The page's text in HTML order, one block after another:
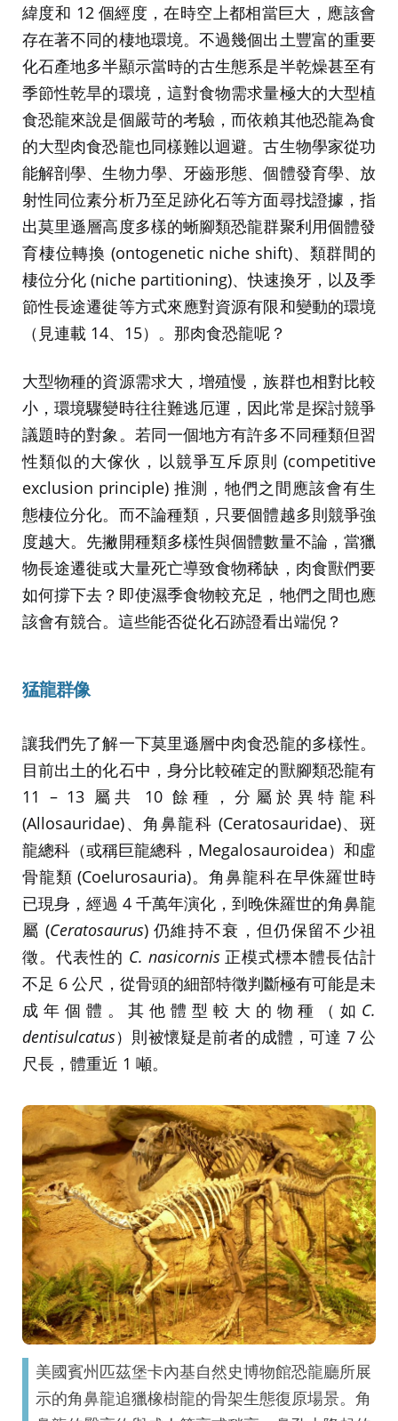
緯度和 12 個經度，在時空上都相當巨大，應該會
存在著不同的棲地環境。不過幾個出土豐富的重要
化石產地多半顯示當時的古生態系是半乾燥甚至有
季節性乾旱的環境，這對食物需求量極大的大型植
食恐龍來說是個嚴苛的考驗，而依賴其他恐龍為食
的大型肉食恐龍也同樣難以迴避。古生物學家從功
能解剖學、生物力學、牙齒形態、個體發育學、放
射性同位素分析乃至足跡化石等方面尋找證據，指
出莫里遜層高度多樣的蜥腳類恐龍群聚利用個體發
育棲位轉換 (ontogenetic niche shift)、類群間的
棲位分化 (niche partitioning)、快速換牙，以及季
節性長途遷徙等方式來應對資源有限和變動的環境
（見連載 14、15）。那肉食恐龍呢？
大型物種的資源需求大，增殖慢，族群也相對比較
小，環境驟變時往往難逃厄運，因此常是探討競爭
議題時的對象。若同一個地方有許多不同種類但習
性類似的大傢伙，以競爭互斥原則 (competitive
exclusion principle) 推測，牠們之間應該會有生
態棲位分化。而不論種類，只要個體越多則競爭強
度越大。先撇開種類多樣性與個體數量不論，當獵
物長途遷徙或大量死亡導致食物稀缺，肉食獸們要
如何撐下去？即使濕季食物較充足，牠們之間也應
該會有競合。這些能否從化石跡證看出端倪？
猛龍群像
讓我們先了解一下莫里遜層中肉食恐龍的多樣性。
目前出土的化石中，身分比較確定的獸腳類恐龍有
11 – 13 屬共 10 餘種，分屬於異特龍科
(Allosauridae)、角鼻龍科 (Ceratosauridae)、斑
龍總科（或稱巨龍總科，Megalosauroidea）和虛
骨龍類 (Coelurosauria)。角鼻龍科在早侏羅世時
已現身，經過 4 千萬年演化，到晚侏羅世的角鼻龍
屬 (Ceratosaurus) 仍維持不衰，但仍保留不少祖
徵。代表性的 C. nasicornis正模式標本體長估計
不足 6 公尺，從骨頭的細部特徵判斷極有可能是未
成年個體。其他體型較大的物種（如 C.
dentisulcatus）則被懷疑是前者的成體，可達 7 公
尺長，體重近 1 噸。
美國賓州匹茲堡卡內基自然史博物館恐龍廳所展
示的角鼻龍追獵橡樹龍的骨架生態復原場景。角